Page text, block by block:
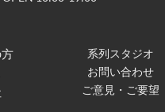
系列スタジオ
お問い合わせ
ご意見・ご要望